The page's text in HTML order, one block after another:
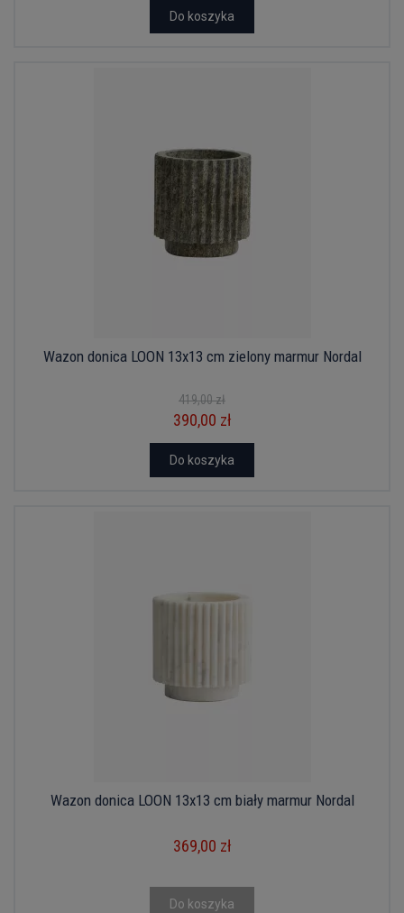
Do koszyka
Wazon donica LOON 13x13 cm zielony marmur Nordal
419,00 zł
390,00 zł
Do koszyka
Wazon donica LOON 13x13 cm biały marmur Nordal
369,00 zł
Do koszyka